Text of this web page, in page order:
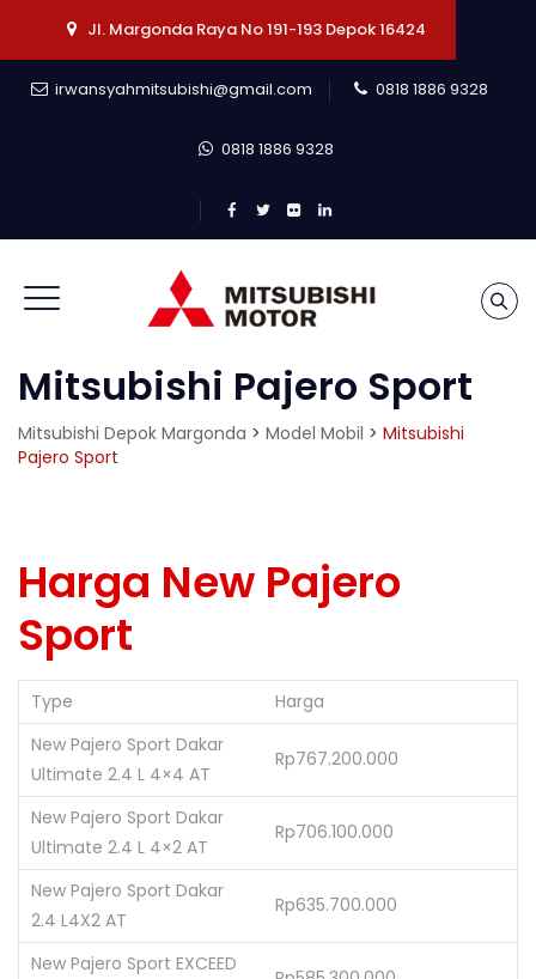
Jl. Margonda Raya No 191-193 Depok 16424
irwansyahmitsubishi@gmail.com 0818 1886 9328
0818 1886 9328
Mitsubishi Pajero Sport
Mitsubishi Depok Margonda > Model Mobil > Mitsubishi
Pajero Sport
Harga New Pajero
Sport
Type
Harga
New Pajero Sport Dakar
Ultimate 2.4 L 4×4 AT
Rp767.200.000
New Pajero Sport Dakar
Ultimate 2.4 L 4×2 AT
Rp706.100.000
New Pajero Sport Dakar
2.4 L4X2 AT
Rp635.700.000
New Pajero Sport EXCEED